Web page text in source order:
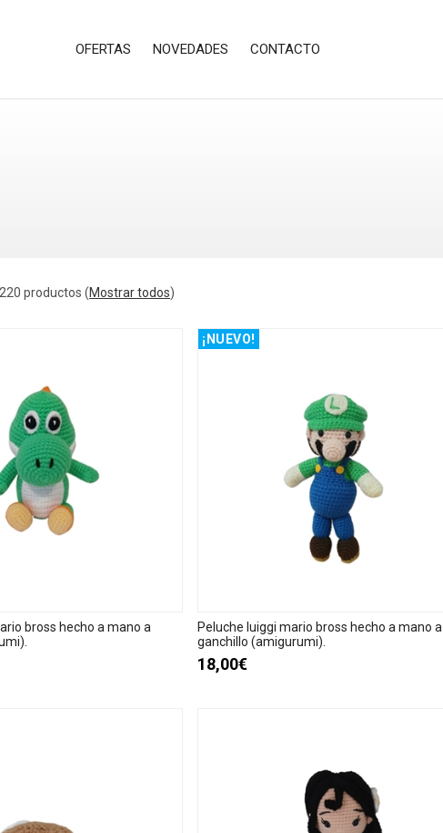
OFERTAS NOVEDADES CONTACTO
productos (Mostrar todos)
bross hecho a mano a
¡NUEVO!
Peluche luiggi mario bross hecho a mano a
ganchillo (amigurumi).
18,00€